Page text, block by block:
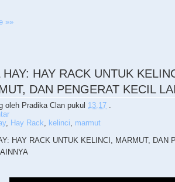
»»
HAY: HAY RACK UNTUK
DAN PENGERAT KECIL
oleh Pradika Clan pukul 13.17 .
, Hay Rack, kelinci, marmut
HAY RACK UNTUK KELINCI, MARMUT, DAN